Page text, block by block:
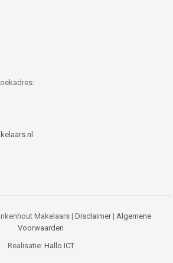
Makelaars | Disclaimer| Algemene
Voorwaarden
Realisatie: Hallo ICT